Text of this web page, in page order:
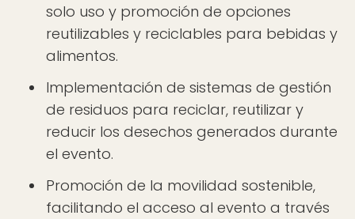
solo uso y promoción de opciones
reutilizables y reciclables para bebidas y
alimentos.
Implementación de sistemas de gestión
de residuos para reciclar, reutilizar y
reducir los desechos generados durante
el evento.
Promoción de la movilidad sostenible,
facilitando el acceso al evento a través